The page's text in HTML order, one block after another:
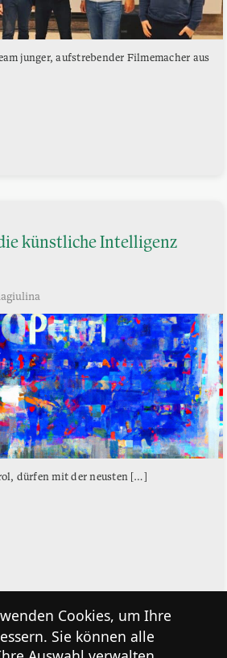
junger, aufstrebender Filmemacher aus
künstliche Intelligenz
dürfen mit der neusten […]
Cookies, um Ihre
Sie können alle